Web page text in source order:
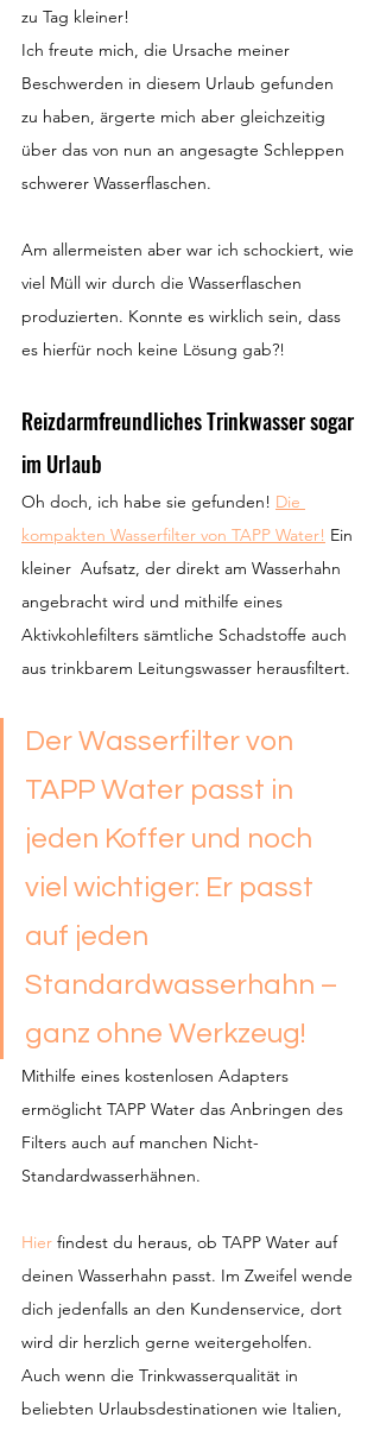
zu Tag kleiner!
Ich freute mich, die Ursache meiner
Beschwerden in diesem Urlaub gefunden
zu haben, ärgerte mich aber gleichzeitig
über das von nun an angesagte Schleppen
schwerer Wasserflaschen.
Am allermeisten aber war ich schockiert, wie
viel Müll wir durch die Wasserflaschen
produzierten. Konnte es wirklich sein, dass
es hierfür noch keine Lösung gab?!
Reizdarmfreundliches Trinkwasser sogar
im Urlaub
Oh doch, ich habe sie gefunden! Die
kompakten Wasserfilter von TAPP Water! Ein
kleiner  Aufsatz, der direkt am Wasserhahn
angebracht wird und mithilfe eines
Aktivkohlefilters sämtliche Schadstoffe auch
aus trinkbarem Leitungswasser herausfiltert.
Der Wasserfilter von
TAPP Water passt in
jeden Koffer und noch
viel wichtiger: Er passt
auf jeden
Standardwasserhahn –
ganz ohne Werkzeug!
Mithilfe eines kostenlosen Adapters
ermöglicht TAPP Water das Anbringen des
Filters auch auf manchen Nicht-
Standardwasserhähnen.
Hier findest du heraus, ob TAPP Water auf
deinen Wasserhahn passt. Im Zweifel wende
dich jedenfalls an den Kundenservice, dort
wird dir herzlich gerne weitergeholfen.
Auch wenn die Trinkwasserqualität in
beliebten Urlaubsdestinationen wie Italien,